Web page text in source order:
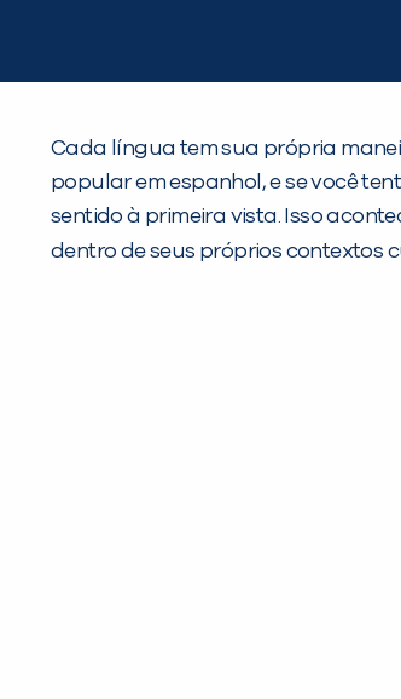
Cada língua tem sua própria
popular em espanhol, e se você
sentido à primeira vista. Isso
dentro de seus próprios contextos